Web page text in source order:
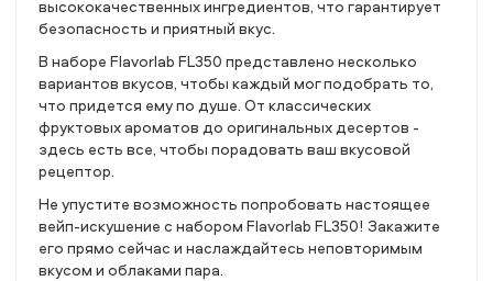
высококачественных ингредиентов, что гарантирует
безопасность и приятный вкус.
В наборе Flavorlab FL350 представлено несколько
вариантов вкусов, чтобы каждый мог подобрать то,
что придется ему по душе. От классических
фруктовых ароматов до оригинальных десертов -
здесь есть все, чтобы порадовать ваш вкусовой
рецептор.
Не упустите возможность попробовать настоящее
вейп-искушение с набором Flavorlab FL350! Закажите
его прямо сейчас и наслаждайтесь неповторимым
вкусом и облаками пара.